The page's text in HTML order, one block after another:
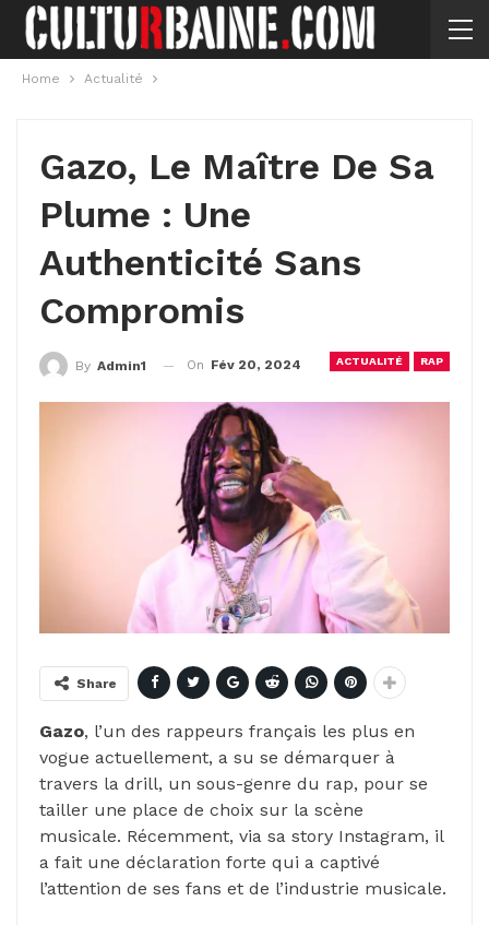
Home Actualité
Gazo, Le Maître De Sa
Plume : Une
Authenticité Sans
Compromis
ACTUALITÉ RAP
By Admin1 On Fév 20, 2024
Share
Gazo, l’un des rappeurs français les plus en
vogue actuellement, a su se démarquer à
travers la drill, un sous-genre du rap, pour se
tailler une place de choix sur la scène
musicale. Récemment, via sa story Instagram, il
a fait une déclaration forte qui a captivé
l’attention de ses fans et de l’industrie musicale.